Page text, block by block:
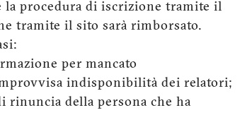
la procedura di iscrizione tramite il
tramite il sito sarà rimborsato.
per mancato
indisponibilità dei relatori;
rinuncia della persona che ha